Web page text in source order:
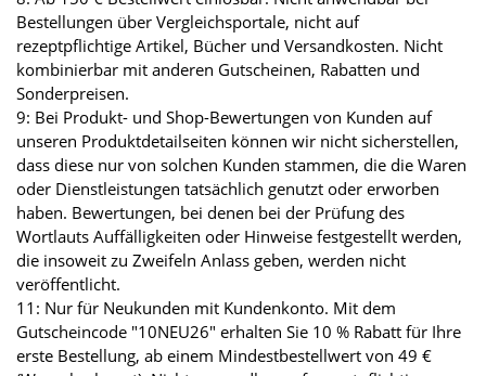
Bestellungen über Vergleichsportale, nicht auf
rezeptpflichtige Artikel, Bücher und Versandkosten. Nicht
kombinierbar mit anderen Gutscheinen, Rabatten und
Sonderpreisen.
9: Bei Produkt- und Shop-Bewertungen von Kunden auf
unseren Produktdetailseiten können wir nicht sicherstellen,
dass diese nur von solchen Kunden stammen, die die Waren
oder Dienstleistungen tatsächlich genutzt oder erworben
haben. Bewertungen, bei denen bei der Prüfung des
Wortlauts Auffälligkeiten oder Hinweise festgestellt werden,
die insoweit zu Zweifeln Anlass geben, werden nicht
veröffentlicht.
11: Nur für Neukunden mit Kundenkonto. Mit dem
Gutscheincode "10NEU26" erhalten Sie 10 % Rabatt für Ihre
erste Bestellung, ab einem Mindestbestellwert von 49 €